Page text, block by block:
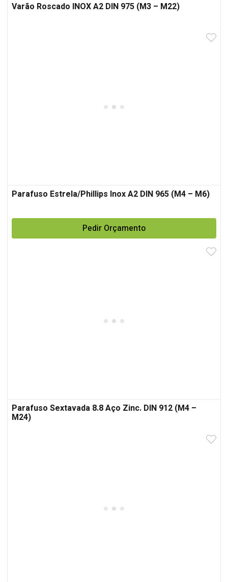
Varão Roscado INOX A2 DIN 975 (M3 – M22)
Parafuso Estrela/Phillips Inox A2 DIN 965 (M4 – M6)
Pedir Orçamento
Parafuso Sextavada 8.8 Aço Zinc. DIN 912 (M4 –
M24)